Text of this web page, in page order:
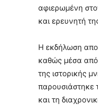
αφιερωμένη
και ερευνητή
Η εκδήλωση
καθώς μέσα από
της ιστορικής
παρουσιάστηκε
και τη